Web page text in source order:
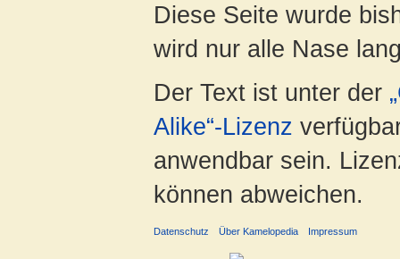
Diese Seite wurde
wird nur alle Nase
Der Text ist unter der
Alike“-Lizenz
anwendbar sein.
können abweichen.
Datenschutz Über Kamelopedia Impressum